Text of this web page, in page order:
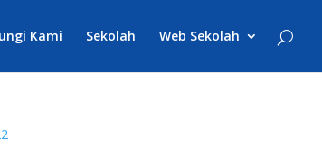
Kami Sekolah Web Sekolah